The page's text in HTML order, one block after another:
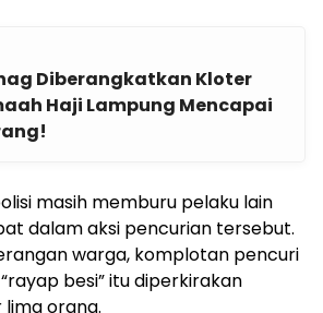
Diberangkatkan Kloter
Haji Lampung Mencapai
masih memburu pelaku lain
dalam aksi pencurian tersebut.
warga, komplotan pencuri
besi” itu diperkirakan
orang.